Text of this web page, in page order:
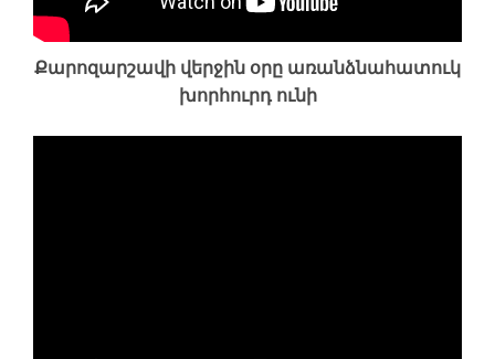
Քարոզարշավի վերջին օրը առանձնահատուկ
խորհուրդ ունի